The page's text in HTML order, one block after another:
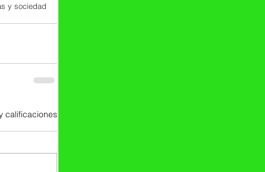
y sociedad
calificaciones